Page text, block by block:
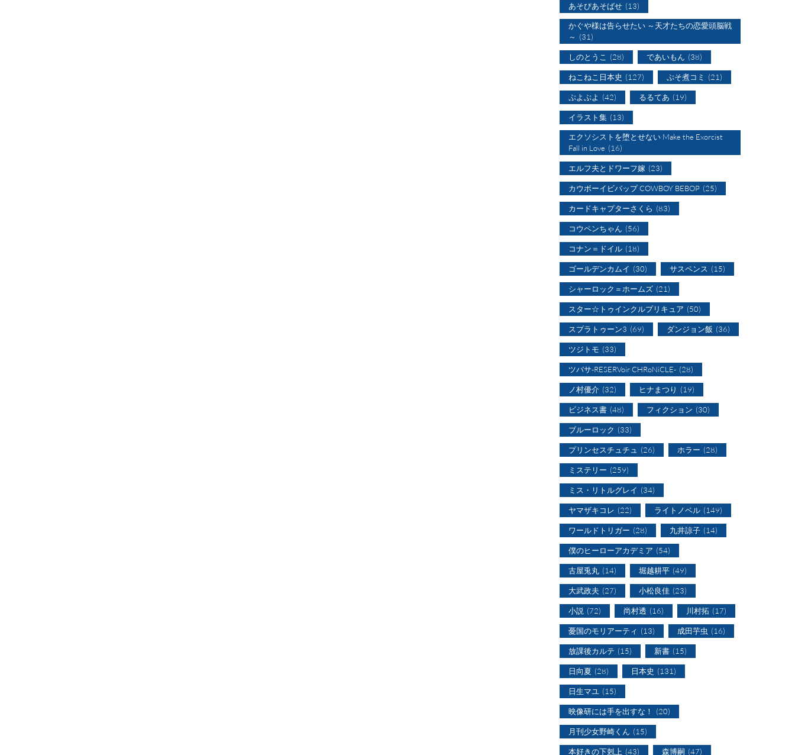
あそびあそばせ (13)
かぐや様は告らせたい ～天才たちの恋愛頭脳戦
～ (31)
しのとうこ (28) であいもん (38)
ねこねこ日本史 (127) ぷそ煮コミ (21)
ぷよぷよ (42) るるてあ (19)
イラスト集 (13)
エクソシストを堕とせない Make the Exorcist
Fall in Love (16)
エルフ夫とドワーフ嫁 (23)
カウボーイビバップ COWBOY BEBOP (25)
カードキャプターさくら (83)
コウペンちゃん (56)
コナン＝ドイル (18)
ゴールデンカムイ (30) サスペンス (15)
シャーロック＝ホームズ (21)
スター☆トゥインクルプリキュア (50)
スプラトゥーン3 (69) ダンジョン飯 (36)
ツジトモ (33)
ツバサ-RESERVoir CHRoNiCLE- (28)
ノ村優介 (32) ヒナまつり (19)
ビジネス書 (48) フィクション (30)
ブルーロック (33)
プリンセスチュチュ (26) ホラー (28)
ミステリー (259)
ミス・リトルグレイ (34)
ヤマザキコレ (22) ライトノベル (149)
ワールドトリガー (28) 九井諒子 (14)
僕のヒーローアカデミア (54)
古屋兎丸 (14) 堀越耕平 (49)
大武政夫 (27) 小松良佳 (23)
小説 (72) 尚村透 (16) 川村拓 (17)
憂国のモリアーティ (13) 成田芋虫 (16)
放課後カルテ (15) 新書 (15)
日向夏 (28) 日本史 (131)
日生マユ (15)
映像研には手を出すな！ (20)
月刊少女野崎くん (15)
本好きの下剋上 (43) 森博嗣 (47)